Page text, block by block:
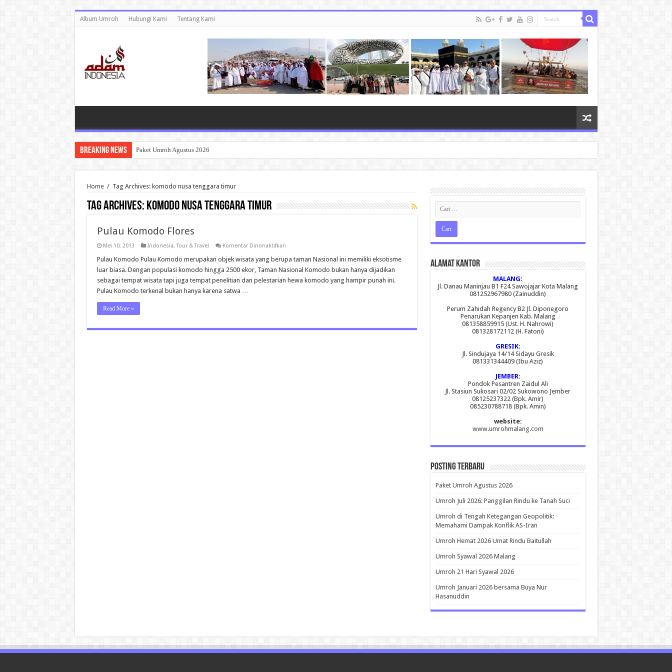
Album Umroh Hubungi Kami Tentang Kami
Breaking News Paket Umroh Agustus 2026
Home / Tag Archives: komodo nusa tenggara timur
Tag Archives: komodo nusa tenggara timur
Pulau Komodo Flores
Mei 10, 2013 Indonesia,Tour & Travel Komentar Dinonaktifkanpada
Komodo
Flores
Pulau Komodo Pulau Komodo merupakan objek wisata yang berupa taman Nasional ini memiliki eksotisme
luar biasa. Dengan populasi komodo hingga 2500 ekor, Taman Nasional Komodo bukan hanya dijadikan
sebagai tempat wisata tapi juga tempat penelitian dan pelestarian hewa komodo yang hampir punah ini.
Pulau Komodo terkenal bukan hanya karena satwa …
Read More »
Alamat Kantor
MALANG:
Jl. Danau Maninjau B1 F24 Sawojajar Kota Malang
081252967980 (Zainuddin)
Perum Zahidah Regency B2 Jl. Diponegoro
Penarukan Kepanjen Kab. Malang
081358859915 (Ust. H. Nahrowi)
081328172112 (H. Fatoni)
GRESIK:
Jl. Sindujaya 14/14 Sidayu Gresik
081331344409 (Ibu Aziz)
JEMBER:
Pondok Pesantren Zaidul Ali
Jl. Stasiun Sukosari 02/02 Sukowono Jember
08125237322 (Bpk. Amir)
085230788718 (Bpk. Amin)
website:
www.umrohmalang.com
Posting Terbaru
Paket Umroh Agustus 2026
Umroh Juli 2026: Panggilan Rindu ke Tanah Suci
Umroh di Tengah Ketegangan Geopolitik:
Memahami Dampak Konflik AS-Iran
Umroh Hemat 2026 Umat Rindu Baitullah
Umroh Syawal 2026 Malang
Umroh 21 Hari Syawal 2026
Umroh Januari 2026 bersama Buya Nur
Hasanuddin